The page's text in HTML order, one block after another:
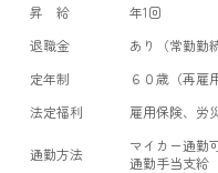
昇 給
年1回
退職金
あり（常勤勤
定年制
６０歳（再雇
法定福利
雇用保険、労
通勤方法
マイカー通勤
通勤手当支給